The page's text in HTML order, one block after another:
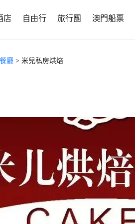
店 自由行 旅行團 澳門船票
餐廳 > 米兒私房烘焙